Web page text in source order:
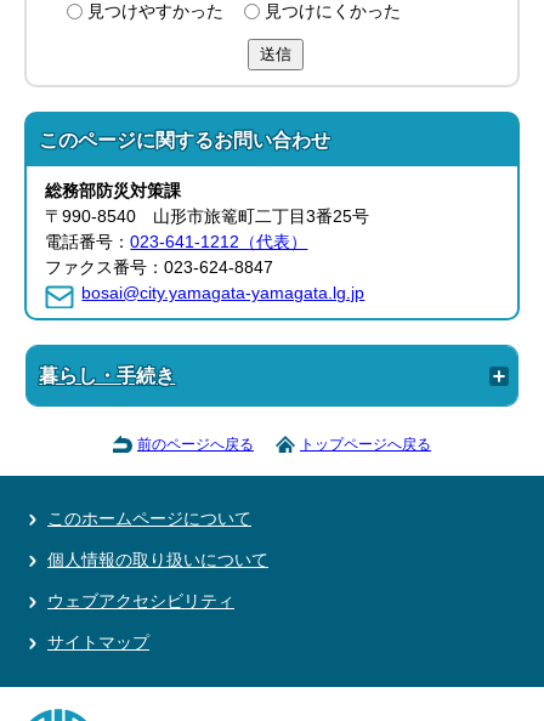
見つけやすかった
見つけにくかった
送信
このページに関するお問い合わせ
総務部防災対策課
〒990-8540 山形市旅篭町二丁目3番25号
電話番号：023-641-1212（代表）
ファクス番号：023-624-8847
bosai@city.yamagata-yamagata.lg.jp
暮らし・手続き
前のページへ戻る トップページへ戻る
このホームページについて
個人情報の取り扱いについて
ウェブアクセシビリティ
サイトマップ